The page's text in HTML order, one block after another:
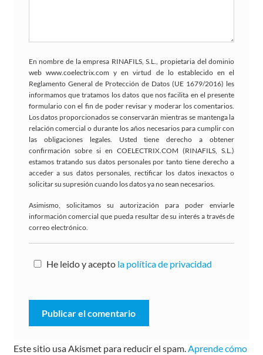
En nombre de la empresa RINAFILS, S.L., propietaria del dominio
web www.coelectrix.com y en virtud de lo establecido en el
Reglamento General de Protección de Datos (UE 1679/2016) les
informamos que tratamos los datos que nos facilita en el presente
formulario con el fin de poder revisar y moderar los comentarios.
Los datos proporcionados se conservarán mientras se mantenga la
relación comercial o durante los años necesarios para cumplir con
las obligaciones legales. Usted tiene derecho a obtener
confirmación sobre si en COELECTRIX.COM (RINAFILS, S.L.)
estamos tratando sus datos personales por tanto tiene derecho a
acceder a sus datos personales, rectificar los datos inexactos o
solicitar su supresión cuando los datos ya no sean necesarios.
Asimismo, solicitamos su autorización para poder enviarle
información comercial que pueda resultar de su interés a través de
correo electrónico.
He leido y acepto la política de privacidad
Este sitio usa Akismet para reducir el spam.Aprende cómo